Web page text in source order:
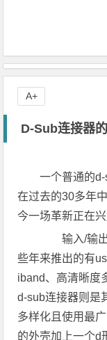
D-Sub连接器
一个普通的
在过去的30多年
今一场革新正在兴
输入/输出
些年来推出的有
iband、高清晰度
d-sub连接器则是
多样化且使用最
的外壳加上一个d
A+